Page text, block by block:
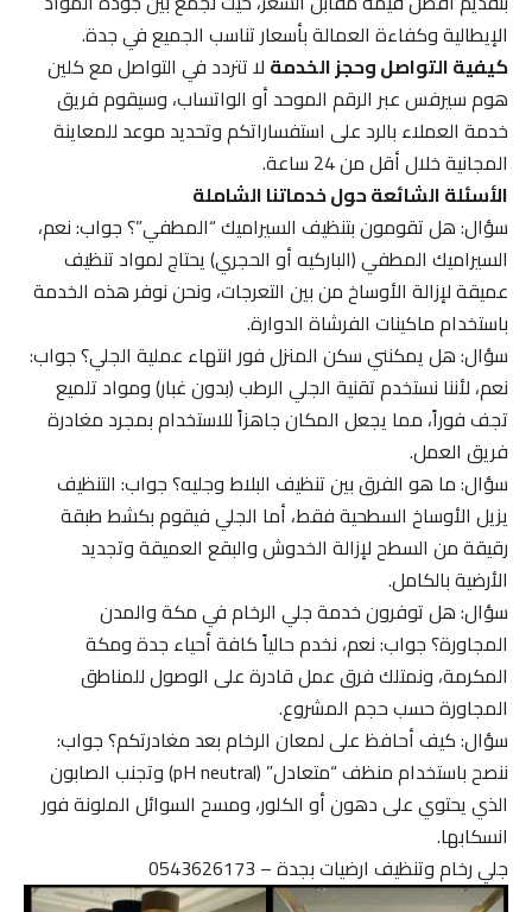
الإيطالية وكفاءة العمالة بأسعار تناسب الجميع في جدة.
كيفية التواصل وحجز الخدمةلا تتردد في التواصل مع كلين
هوم سيرفس عبر الرقم الموحد أو الواتساب، وسيقوم فريق
خدمة العملاء بالرد على استفساراتكم وتحديد موعد للمعاينة
المجانية خلال أقل من 24 ساعة.
الأسئلة الشائعة حول خدماتنا الشاملة
سؤال: هل تقومون بتنظيف السيراميك “المطفي”؟ جواب: نعم،
السيراميك المطفي (الباركيه أو الحجري) يحتاج لمواد تنظيف
عميقة لإزالة الأوساخ من بين التعرجات، ونحن نوفر هذه الخدمة
باستخدام ماكينات الفرشاة الدوارة.
سؤال: هل يمكنني سكن المنزل فور انتهاء عملية الجلي؟ جواب:
نعم، لأننا نستخدم تقنية الجلي الرطب (بدون غبار) ومواد تلميع
تجف فوراً، مما يجعل المكان جاهزاً للاستخدام بمجرد مغادرة
فريق العمل.
سؤال: ما هو الفرق بين تنظيف البلاط وجليه؟ جواب: التنظيف
يزيل الأوساخ السطحية فقط، أما الجلي فيقوم بكشط طبقة
رقيقة من السطح لإزالة الخدوش والبقع العميقة وتجديد
الأرضية بالكامل.
سؤال: هل توفرون خدمة جلي الرخام في مكة والمدن
المجاورة؟ جواب: نعم، نخدم حالياً كافة أحياء جدة ومكة
المكرمة، ونمتلك فرق عمل قادرة على الوصول للمناطق
المجاورة حسب حجم المشروع.
سؤال: كيف أحافظ على لمعان الرخام بعد مغادرتكم؟ جواب:
ننصح باستخدام منظف “متعادل” (pH neutral) وتجنب الصابون
الذي يحتوي على دهون أو الكلور، ومسح السوائل الملونة فور
انسكابها.
جلي رخام وتنظيف ارضيات بجدة – 0543626173